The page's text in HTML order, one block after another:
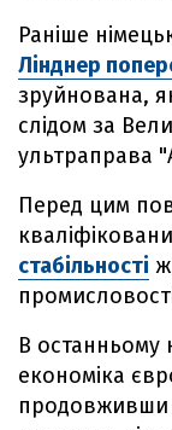
Раніше
Лінднер
зруйнована,
слідом за
ультраправа
Перед цим
стабільності
В останньому
економіка
продовживши